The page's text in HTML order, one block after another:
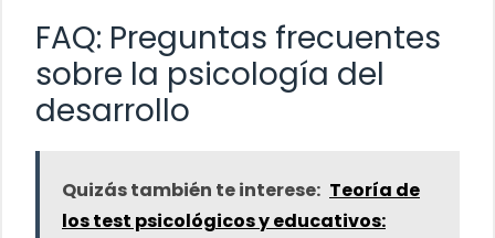
FAQ: Preguntas frecuentes
sobre la psicología del
desarrollo
Quizás también te interese: Teoría de
los test psicológicos y educativos: